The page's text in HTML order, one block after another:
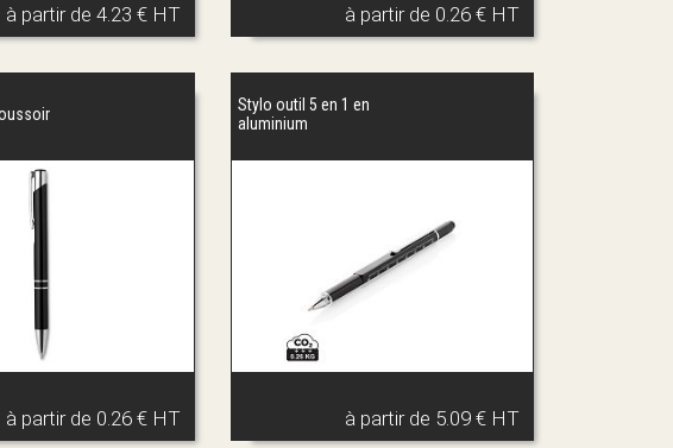
à partir de 4.23 € HT à partir de 0.26 € HT
à partir de 0.26 € HT
Stylo outil 5 en 1 en
aluminium
à partir de 5.09 € HT